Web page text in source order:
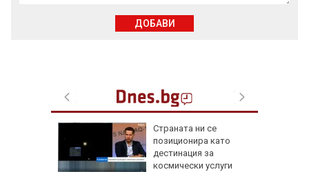
Страната ни се
позиционира като
дестинация за
космически услуги
ДОБАВИ